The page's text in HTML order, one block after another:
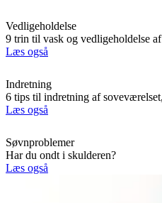
Vedligeholdelse
9 trin til vask og vedligeholdelse
Læs også
Indretning
6 tips til indretning af
Læs også
Søvnproblemer
Har du ondt i skulderen?
Læs også